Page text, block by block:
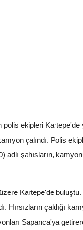
polis ekipleri Kartepe'de
çalındı. Polis
adlı şahısların,
Kartepe'de
Hırsızların çaldığı
Sapanca'ya